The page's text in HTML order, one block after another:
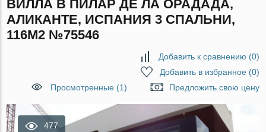
ВИЛЛА В ПИЛАР ДЕ ЛА ОРАДАДА,
АЛИКАНТЕ, ИСПАНИЯ 3 СПАЛЬНИ,
116М2 №75546
Добавить к сравнению (0)
Добавить в избранное(0)
Просмотренные (1)
Предложить свою цену
477